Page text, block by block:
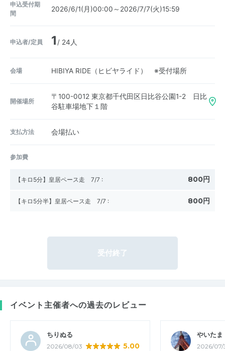
申込受付期
間
2026/6/1(月)00:00～2026/7/7(火)15:59
申込者/定員 1 / 24人
会場 HIBIYA RIDE（ヒビヤライド） ※受付場所
開催場所
〒100-0012 東京都千代田区日比谷公園1-2 日比
谷駐車場地下１階
支払方法 会場払い
参加費
【キロ5分】皇居ペース走 7/7 : 800円
【キロ5分半】皇居ペース走 7/7 : 800円
受付終了
イベント主催者への過去のレビュー
ちりぬる
2026/08/03 5.00
やいたま
2026/07/